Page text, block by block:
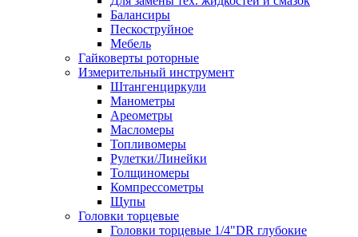
Балансиры
Пескоструйное
Мебель
Гайковерты роторные
Измерительный инструмент
Штангенциркули
Манометры
Ареометры
Масломеры
Топливомеры
Рулетки/Линейки
Толщиномеры
Компрессометры
Щупы
Головки торцевые
Головки торцевые 1/4"DR глубокие